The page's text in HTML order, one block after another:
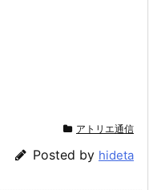
アトリエ通信
Posted by hideta